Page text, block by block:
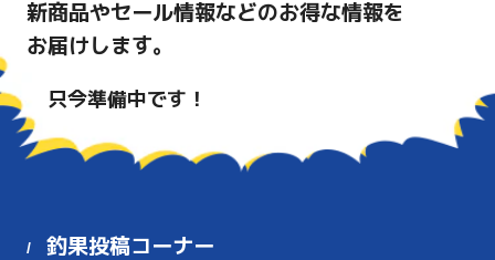
釣果投稿コーナー
新商品やセール情報などのお得な情報を
お届けします。
只今準備中です！